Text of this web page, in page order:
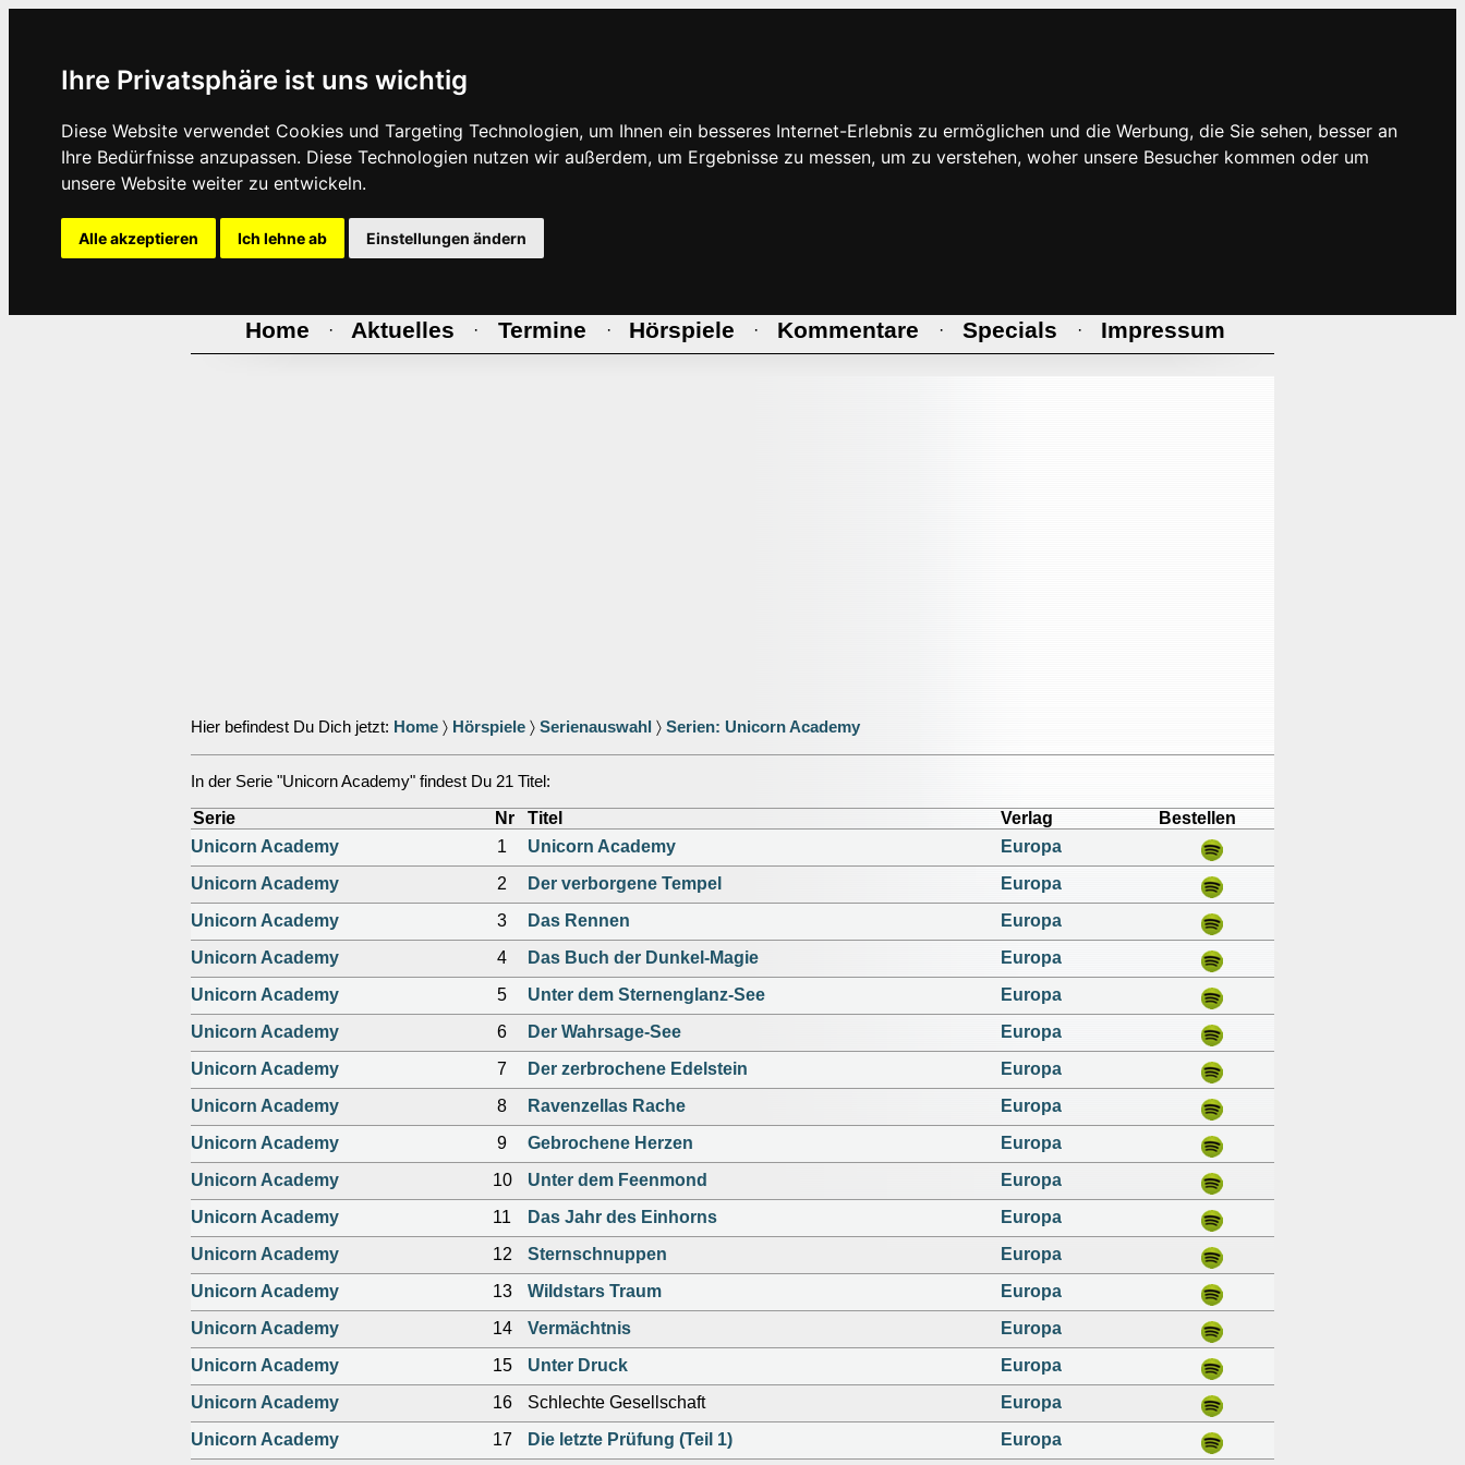
Ihre Privatsphäre ist uns wichtig
Diese Website verwendet Cookies und Targeting Technologien, um Ihnen ein besseres Internet-Erlebnis zu ermöglichen und die Werbung, die Sie sehen, besser an
Ihre Bedürfnisse anzupassen. Diese Technologien nutzen wir außerdem, um Ergebnisse zu messen, um zu verstehen, woher unsere Besucher kommen oder um
unsere Website weiter zu entwickeln.
Alle akzeptieren Ich lehne ab Einstellungen ändern
Home · Aktuelles · Termine · Hörspiele · Kommentare · Specials · Impressum
Hier befindest Du Dich jetzt: Home 〉 Hörspiele 〉 Serienauswahl 〉 Serien: Unicorn Academy
In der Serie "Unicorn Academy" findest Du 21 Titel:
Serie Nr Titel Verlag
Bestellen
Unicorn Academy
1 Unicorn Academy
Europa
Unicorn Academy
2 Der verborgene Tempel
Europa
Unicorn Academy
3 Das Rennen
Europa
Unicorn Academy
4 Das Buch der Dunkel-Magie
Europa
Unicorn Academy
5 Unter dem Sternenglanz-See
Europa
Unicorn Academy
6 Der Wahrsage-See
Europa
Unicorn Academy
7 Der zerbrochene Edelstein
Europa
Unicorn Academy
8 Ravenzellas Rache
Europa
Unicorn Academy
9 Gebrochene Herzen
Europa
Unicorn Academy
10 Unter dem Feenmond
Europa
Unicorn Academy
11 Das Jahr des Einhorns
Europa
Unicorn Academy
12 Sternschnuppen
Europa
Unicorn Academy
13 Wildstars Traum
Europa
Unicorn Academy
14 Vermächtnis
Europa
Unicorn Academy
15 Unter Druck
Europa
Unicorn Academy
16 Schlechte Gesellschaft
Europa
Unicorn Academy
17 Die letzte Prüfung (Teil 1) Europa